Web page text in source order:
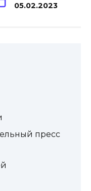
05.02.2023
пресс